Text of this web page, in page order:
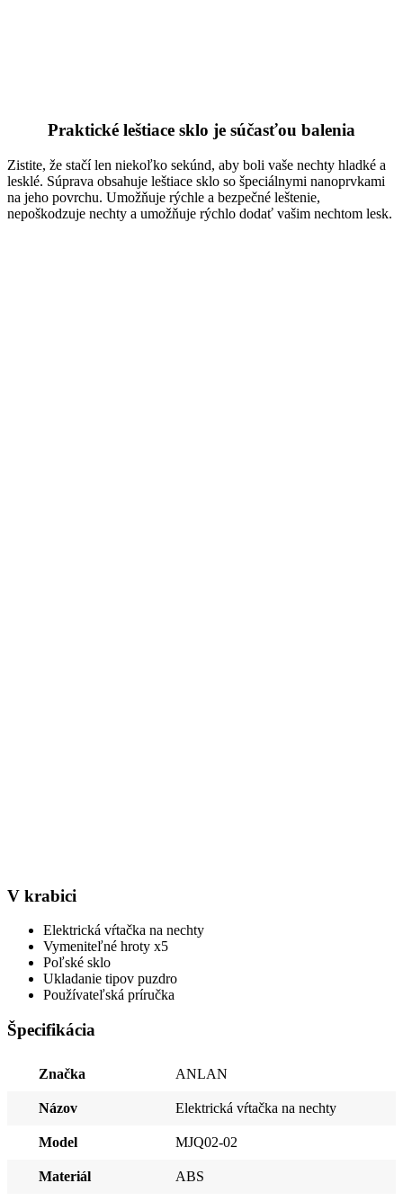
Praktické leštiace sklo je súčasťou balenia
Zistite, že stačí len niekoľko sekúnd, aby boli vaše nechty hladké a
lesklé. Súprava obsahuje leštiace sklo so špeciálnymi nanoprvkami
na jeho povrchu. Umožňuje rýchle a bezpečné leštenie,
nepoškodzuje nechty a umožňuje rýchlo dodať vašim nechtom lesk.
V krabici
Elektrická vŕtačka na nechty
Vymeniteľné hroty x5
Poľské sklo
Ukladanie tipov puzdro
Používateľská príručka
Špecifikácia
Značka ANLAN
Názov Elektrická vŕtačka na nechty
Model MJQ02-02
Materiál ABS